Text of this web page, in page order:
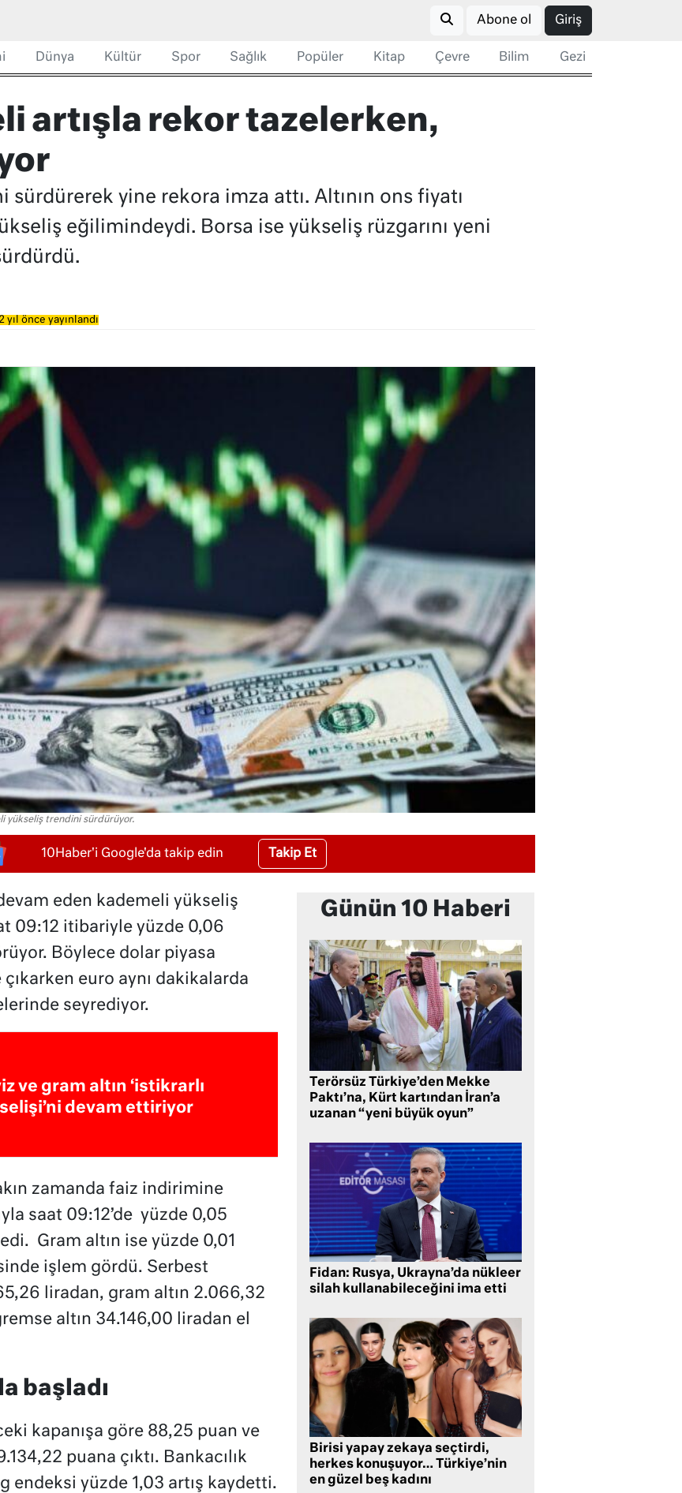
Abone ol Giriş
Dünya Kültür Spor Sağlık Popüler Kitap Çevre Bilim Gezi
artışla rekor tazelerken,
yine rekora imza attı. Altının ons fiyatı
eğilimindeydi. Borsa ise yükseliş rüzgarını yeni
yıl önce yayınlandı
yükseliş trendini sürdürüyor.
10Haber'i Google'da takip edin Takip Et
eden kademeli yükseliş
09:12 itibariyle yüzde 0,06
Böylece dolar piyasa
euro aynı dakikalarda
seyrediyor.
ve gram altın ‘istikrarlı
devam ettiriyor
zamanda faiz indirimine
saat 09:12’de yüzde 0,05
Gram altın ise yüzde 0,01
işlem gördü. Serbest
liradan, gram altın 2.066,32
altın 34.146,00 liradan el
başladı
kapanışa göre 88,25 puan ve
puana çıktı. Bankacılık
endeksi yüzde 1,03 artış kaydetti.
Günün 10 Haberi
Terörsüz Türkiye’den Mekke
Paktı’na, Kürt kartından İran’a
uzanan “yeni büyük oyun”
Fidan: Rusya, Ukrayna’da nükleer
silah kullanabileceğini ima etti
Birisi yapay zekaya seçtirdi,
herkes konuşuyor… Türkiye’nin
en güzel beş kadını